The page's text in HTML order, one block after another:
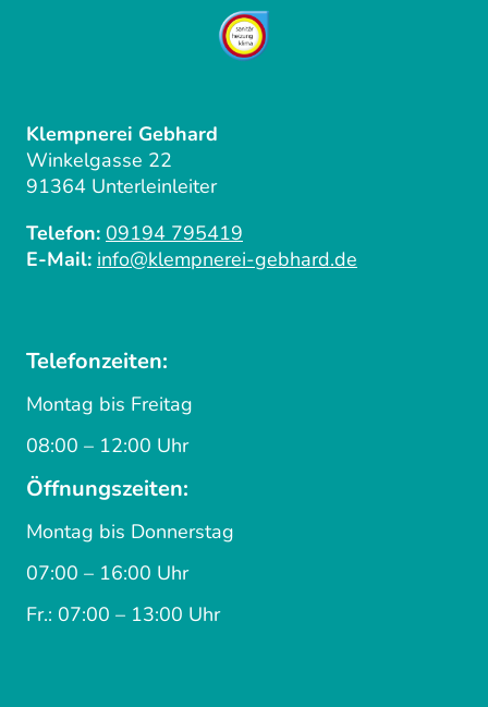
Klempnerei Gebhard
Winkelgasse 22
91364 Unterleinleiter
Telefon: 09194 795419
E-Mail: info@klempnerei-gebhard.de
Telefonzeiten:
Montag bis Freitag
08:00 – 12:00 Uhr
Öffnungszeiten:
Montag bis Donnerstag
07:00 – 16:00 Uhr
Fr.: 07:00 – 13:00 Uhr